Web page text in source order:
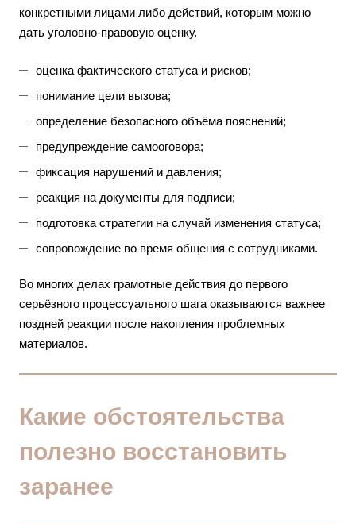
конкретными лицами либо действий, которым можно
дать уголовно-правовую оценку.
оценка фактического статуса и рисков;
понимание цели вызова;
определение безопасного объёма пояснений;
предупреждение самооговора;
фиксация нарушений и давления;
реакция на документы для подписи;
подготовка стратегии на случай изменения статуса;
сопровождение во время общения с сотрудниками.
Во многих делах грамотные действия до первого
серьёзного процессуального шага оказываются важнее
поздней реакции после накопления проблемных
материалов.
Какие обстоятельства
полезно восстановить
заранее